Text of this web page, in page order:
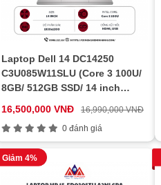
Laptop Dell 14 DC14250
C3U085W11SLU (Core 3 100U/
8GB/ 512GB SSD/ 14 inch
1Y)
16,500,000 VNĐ
16,990,000 VNĐ
0 đánh giá
Giảm 4%